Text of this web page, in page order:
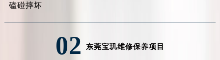
磕碰摔坏
02 东莞宝玑维修保养项目